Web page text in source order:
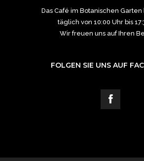
Das Café im Botanischen Garten
täglich von 10:00 Uhr bis
Wir freuen uns auf Ihren
FOLGEN SIE UNS AUF